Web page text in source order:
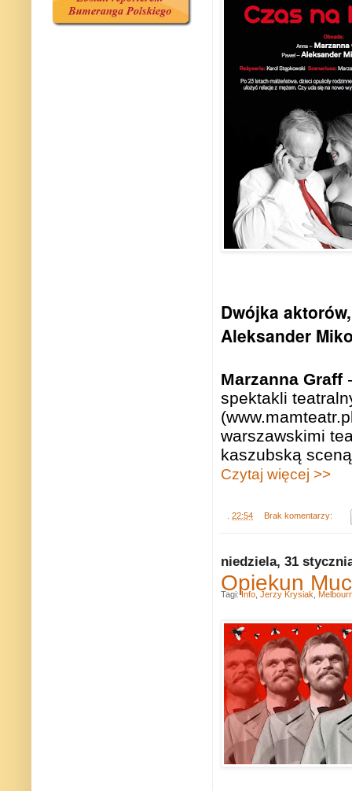
Dwójka
Aleksander
Marzanna Graff -
spektakli
warszawskimi
kaszubską
Czytaj więcej >>
22:54 Brak komentarzy:
niedziela, 31
Opiekun
Tagi:Info Jerzy Krysiak